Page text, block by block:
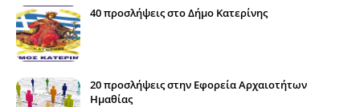
40 προσλήψεις στο Δήμο Κατερίνης
20 προσλήψεις στην Εφορεία Αρχαιοτήτων
Ημαθίας